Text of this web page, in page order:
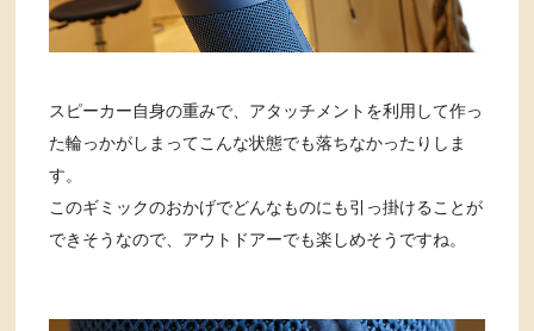
スピーカー自身の重みで、アタッチメントを利用して作っ
た輪っかがしまってこんな状態でも落ちなかったりしま
す。
このギミックのおかげでどんなものにも引っ掛けることが
できそうなので、アウトドアーでも楽しめそうですね。